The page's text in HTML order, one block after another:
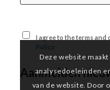
I agree to the terms
Policy
Aanmelden
Deze website
analysedoeleinden
van de website. Door